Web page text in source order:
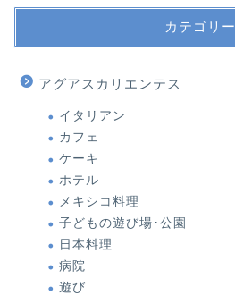
カテゴリー
アグアスカリエンテス
イタリアン
カフェ
ケーキ
ホテル
メキシコ料理
子どもの遊び場･公園
日本料理
病院
遊び